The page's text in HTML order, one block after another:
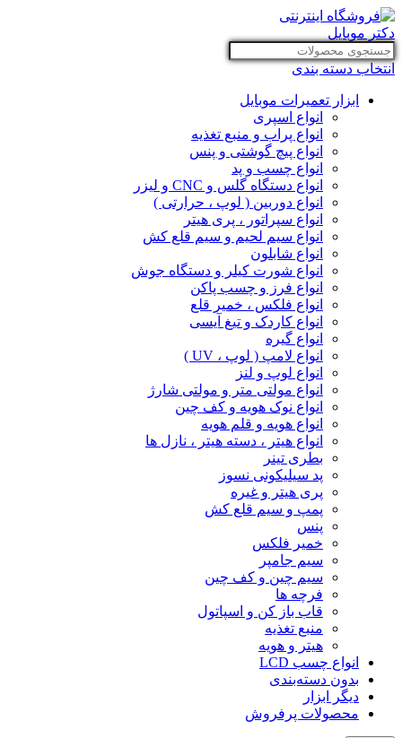
انتخاب دسته بندی
ابزار تعمیرات موبایل
انواع اسپری
انواع پراب و منبع تغذیه
انواع پیچ گوشتی و پنس
انواع چسب و پد
انواع دستگاه گلس و CNC و لیزر
انواع دوربین ( لوپ ، حرارتی )
انواع سپراتور ، پری هیتر
انواع سیم لحیم و سیم قلع کش
انواع شابلون
انواع شورت کیلر و دستگاه جوش
انواع فرز و چسب پاکن
انواع فلکس ، خمیر قلع
انواع کاردک و تیغ آیسی
انواع گیره
انواع لامپ ( لوپ ، UV )
انواع لوپ و لنز
انواع مولتی متر و مولتی شارژ
انواع نوک هویه و کف چین
انواع هویه و قلم هویه
انواع هیتر ، دسته هیتر ، نازل ها
بطری تینر
پد سیلیکونی نسوز
پری هیتر و غیره
پمپ و سیم قلع کش
پنس
خمیر فلکس
سیم جامپر
سیم چین و کف چین
فرچه ها
قاب باز کن و اسپاتول
منبع تغذیه
هیتر و هویه
انواع چسب LCD
بدون دسته‌بندی
دیگر ابزار
محصولات پرفروش